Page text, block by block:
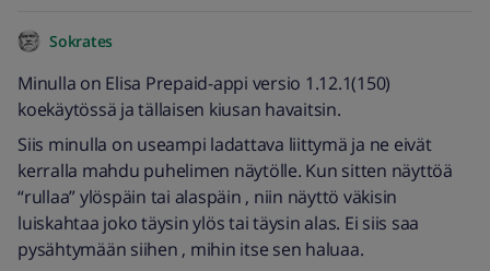
Sokrates
Minulla on Elisa Prepaid-appi versio 1.12.1(150)
koekäytössä ja tällaisen kiusan havaitsin.
Siis minulla on useampi ladattava liittymä ja ne eivät
kerralla mahdu puhelimen näytölle. Kun sitten näyttöä
“rullaa” ylöspäin tai alaspäin , niin näyttö väkisin
luiskahtaa joko täysin ylös tai täysin alas. Ei siis saa
pysähtymään siihen , mihin itse sen haluaa.